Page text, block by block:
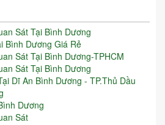
Sát Tại Bình Dương
Bình Dương Giá Rẻ
Sát Tại Bình Dương-TPHCM
Sát Tại Bình Dương
Dĩ An Bình Dương - TP.Thủ Dầu
Dương
Sát